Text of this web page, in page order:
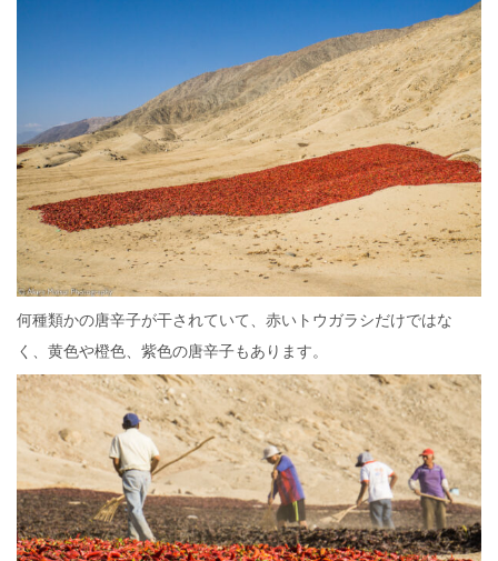
何種類かの唐辛子が干されていて、赤いトウガラシだけではな
く、黄色や橙色、紫色の唐辛子もあります。